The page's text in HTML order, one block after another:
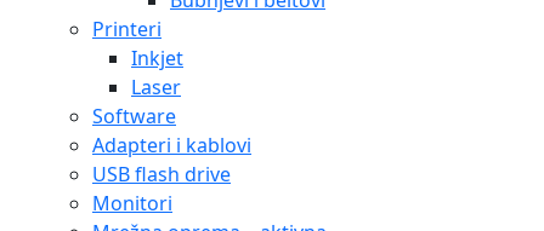
Printeri
Inkjet
Laser
Software
Adapteri i kablovi
USB flash drive
Monitori